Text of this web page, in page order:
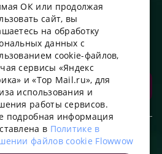
больше бонусов за покупки и
приложение
ENGLISH
UKRAINIAN
PORTUGUESE
FRENCH
ОК или продолжая
сайт, вы
на обработку
данных с
cookie-файлов,
сервисы «Яндекс
и «Top Mail.ru», для
использования и
работы сервисов.
подробная информация
в Политике в
файлов cookie Flowwow